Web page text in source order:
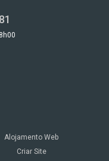
Alojamento Web
Criar Site